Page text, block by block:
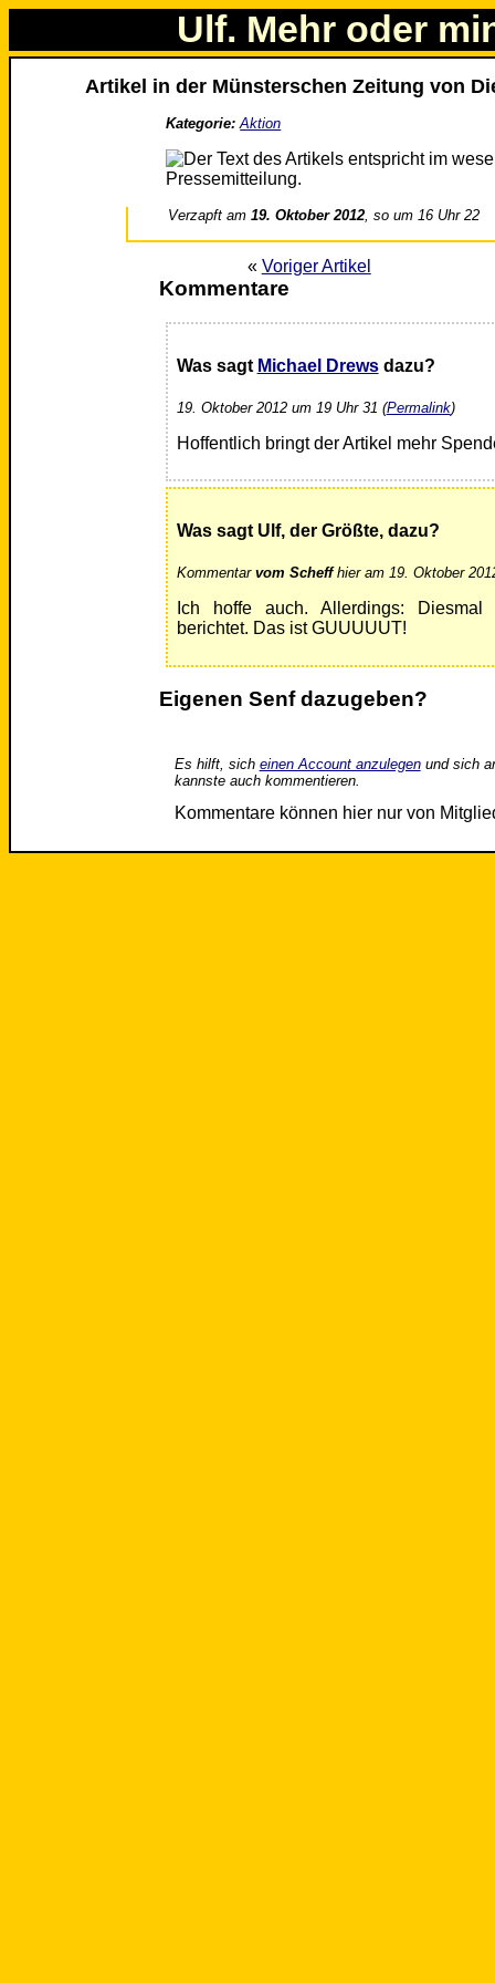
Ulf. Mehr oder
Artikel in der Münsterschen Zeitung von
Kategorie: Aktion
Verzapft am19. Oktober 2012, so um 16 Uhr 22
« Voriger Artikel
Kommentare
Was sagt Michael Drewsdazu?
19. Oktober 2012 um 19 Uhr 31 (Permalink)
Hoffentlich bringt der Artikel mehr
Was sagt Ulf, der Größte, dazu?
Kommentar vom Scheffhier am 19. Oktober
Ich hoffe auch. Allerdings: Diesmal
berichtet. Das ist GUUUUUT!
Eigenen Senf dazugeben?
Es hilft, sich einen Account anzulegenund sich
kannste auch kommentieren.
Kommentare können hier nur von